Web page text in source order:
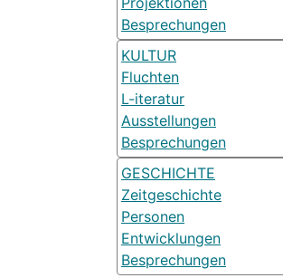
Besprechungen
KULTUR
Fluchten
L-iteratur
Ausstellungen
Besprechungen
GESCHICHTE
Zeitgeschichte
Personen
Entwicklungen
Besprechungen